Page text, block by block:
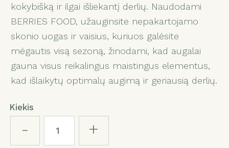
kokybišką ir ilgai išliekantį derlių. Naudodami
BERRIES FOOD, užauginsite nepakartojamo
skonio uogas ir vaisius, kuriuos galėsite
mėgautis visą sezoną, žinodami, kad augalai
gauna visus reikalingus maistingus elementus,
kad išlaikytų optimalų augimą ir geriausią derlių.
Kiekis
- +